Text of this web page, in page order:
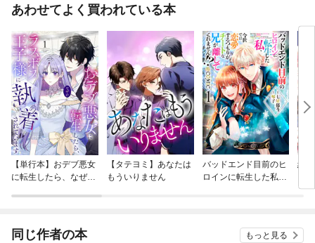
あわせてよく買われている本
【単行本】おデブ悪女
に転生したら、なぜか
【タテヨミ】あなたは
もういりません
バッドエンド目前のヒ
ロインに転生した私、
結
同じ作者の本 もっと見る